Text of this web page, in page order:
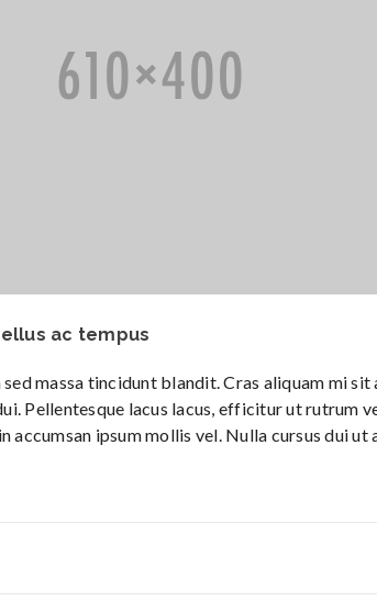
ac tempus
sed massa tincidunt blandit. Cras aliquam mi
Pellentesque lacus lacus, efficitur ut rutrum
accumsan ipsum mollis vel. Nulla cursus dui